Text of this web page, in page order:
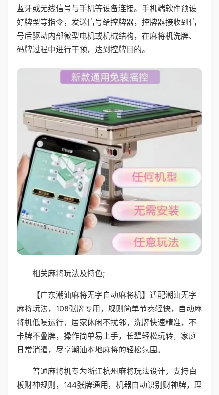
蓝牙或无线信号与手机等设备连接。手机端软件预设
好牌型等指令，发送信号给控牌器，控牌器接收到信
号后驱动内部微型电机或机械结构，在麻将机洗牌、
码牌过程中进行干预，达到控牌目的。
相关麻将玩法及特色;
【广东潮汕麻将无字自动麻将机】适配潮汕无字
麻将玩法，108张牌专用，规则简单节奏轻快，自动麻
将机低噪运行，居家休闲不扰邻，洗牌快速精准，不
卡牌不叠牌，操作简单易上手，长辈轻松玩转，家庭
日常消遣，尽享潮汕本地麻将的轻松氛围。
普通麻将机专为浙江杭州麻将玩法设计，支持白
板财神规则，144张牌通用，机器自动识别财神牌，理